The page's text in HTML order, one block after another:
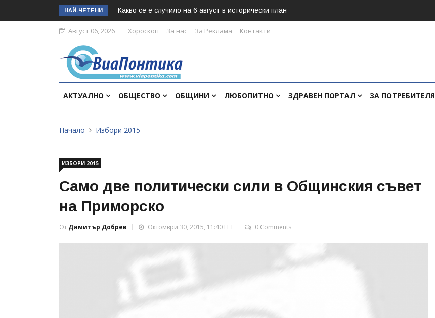
НАЙ-ЧЕТЕНИ Какво се е случило на 6 август в исторически план
Август 06, 2026 Хороскоп За нас За Реклама Контакти
АКТУАЛНО ОБЩЕСТВО ОБЩИНИ ЛЮБОПИТНО ЗДРАВЕН ПОРТАЛ ЗА ПОТРЕБИТЕЛЯ
Начало Избори 2015
ИЗБОРИ 2015
Само две политически сили в Общинския съвет
на Приморско
От Димитър Добрев Октомври 30, 2015, 11:40 EET 0 Comments